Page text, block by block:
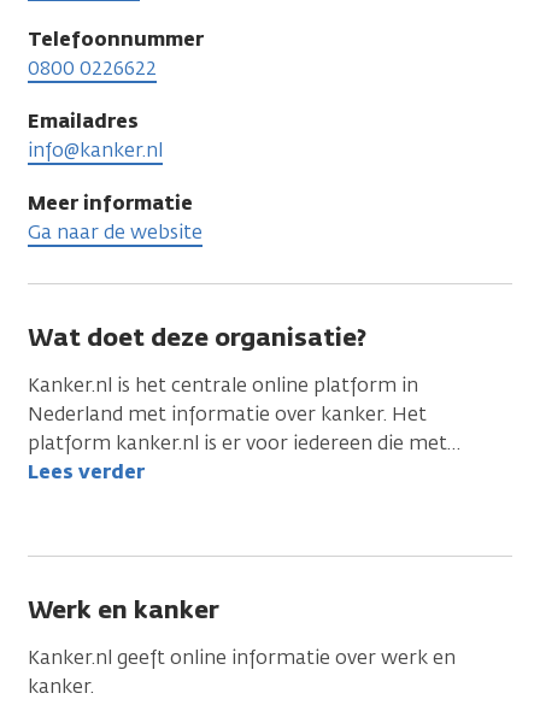
Telefoonnummer
0800 0226622
Emailadres
info@kanker.nl
Meer informatie
Ga naar de website
Wat doet deze organisatie?
Kanker.nl is het centrale online platform in
Nederland met informatie over kanker. Het
platform kanker.nl is er voor iedereen die met…
Lees verder
Werk en kanker
Kanker.nl geeft online informatie over werk en
kanker.